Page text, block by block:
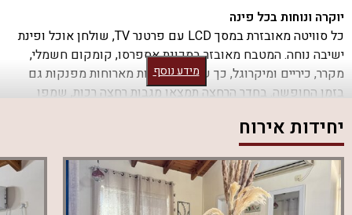
יוקרה ונוחות בכל פינה
כל סוויטה מאובזרת במסך LCD עם פרטנר TV, שולחן אוכל ופינת
ישיבה נוחה. המטבח מאובזר במכונת אספרסו, קומקום חשמלי,
מקרר, כיריים ומיקרוגל, כך שתוכלו ליהנות מארוחות מפנקות גם
בזמן החופשה. בחדר הרחצה תמצאו מגבות רחצה רכות, שמפו
בריכה וספא פרטיים
המתחם החיצוני כולל בריכת שחייה פרטית ומגודרת יחד עם ג'קוזי
ספא מפנק, המעניקים חוויית רוגע יוקרתית. תוכלו לשבת בפינות
הישיבה המעוצבות ולהנות מריהוט גן חיצוני ומיטות שיזוף.
מידע נוסף
יחידות אירוח